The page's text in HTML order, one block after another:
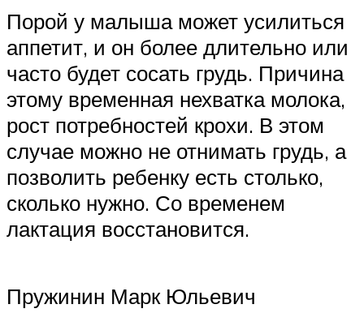
Порой у малыша может усилиться
аппетит, и он более длительно или
часто будет сосать грудь. Причина
этому временная нехватка молока,
рост потребностей крохи. В этом
случае можно не отнимать грудь, а
позволить ребенку есть столько,
сколько нужно. Со временем
лактация восстановится.
Пружинин Марк Юльевич